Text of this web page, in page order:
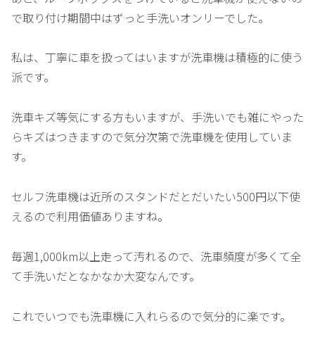
で取り付け期間中はずっと手洗いオンリーでした。
私は、丁寧に車を扱ってはいますが洗車機は積極的に使う
派です。
洗車キズ等気にする方もいますが、手洗いでも雑にやった
らキズはつきますので気分次第で洗車機を使用していま
す。
セルフ洗車機は近所のスタンドだとだいたい500円以下使
えるので利用価値ありますね。
毎週1,000km以上走って汚れるので、洗車頻度が多くて全
て手洗いだとなかなか大変なんです。
これでいつでも洗車機に入れらるので気分的に楽です。